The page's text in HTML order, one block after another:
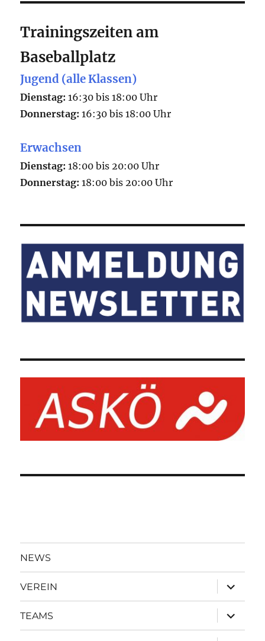
Trainingszeiten am
Baseballplatz
Jugend (alle Klassen)
Dienstag: 16:30 bis 18:00 Uhr
Donnerstag: 16:30 bis 18:00 Uhr
Erwachsen
Dienstag: 18:00 bis 20:00 Uhr
Donnerstag: 18:00 bis 20:00 Uhr
NEWS
VEREIN
öffnen
TEAMS
öffnen